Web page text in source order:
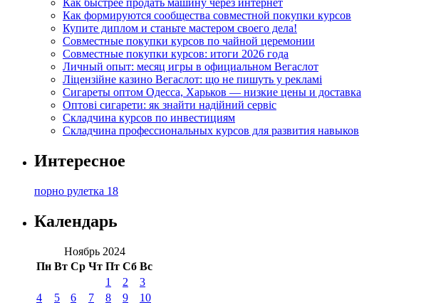
Как быстрее продать машину через интернет
Как формируются сообщества совместной покупки курсов
Купите диплом и станьте мастером своего дела!
Совместные покупки курсов по чайной церемонии
Совместные покупки курсов: итоги 2026 года
Личный опыт: месяц игры в официальном Вегаслот
Ліцензійне казино Вегаслот: що не пишуть у рекламі
Сигареты оптом Одесса, Харьков — низкие цены и доставка
Оптові сигарети: як знайти надійний сервіс
Складчина курсов по инвестициям
Складчина профессиональных курсов для развития навыков
Интересное
порно рулетка 18
Календарь
Ноябрь 2024
Пн Вт Ср Чт Пт Сб Вс
1 2
3
4
5 6 7 8 9
10